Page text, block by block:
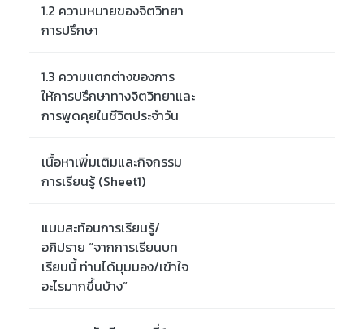
1.2 ความหมายของจิตวิทยา
การปรึกษา
1.3 ความแตกต่างของการ
ให้การปรึกษาทางจิตวิทยาและ
การพูดคุยในชีวิตประจำวัน
เนื้อหาเพิ่มเติมและกิจกรรม
การเรียนรู้ (Sheet1)
แบบสะท้อนการเรียนรู้/
อภิปราย “จากการเรียนบท
เรียนนี้ ท่านได้มุมมอง/เข้าใจ
อะไรมากขึ้นบ้าง”